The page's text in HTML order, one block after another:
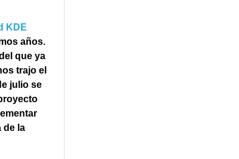
KDE
años.
que ya
trajo el
julio se
de la